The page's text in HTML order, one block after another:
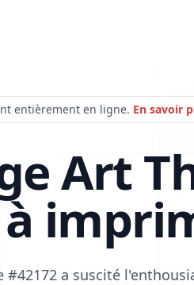
entièrement en ligne. En savoir
Art
à
#42172 a suscité